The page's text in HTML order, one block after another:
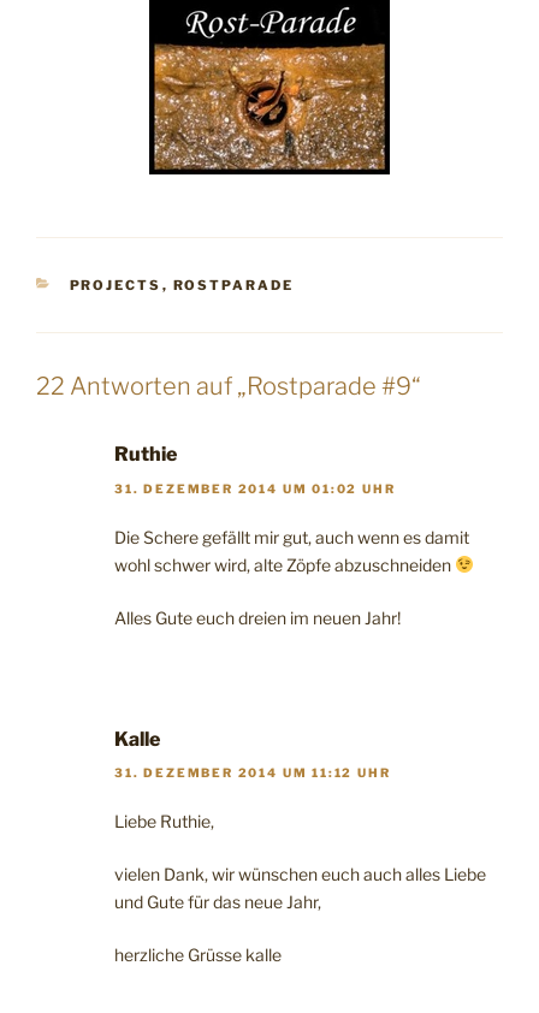
KATEGORIEN
PROJECTS , ROSTPARADE
22 Antworten auf „Rostparade #9“
Ruthie
31. DEZEMBER 2014 UM 01:02 UHR
Die Schere gefällt mir gut, auch wenn es damit
wohl schwer wird, alte Zöpfe abzuschneiden
Alles Gute euch dreien im neuen Jahr!
Kalle
31. DEZEMBER 2014 UM 11:12 UHR
Liebe Ruthie,
vielen Dank, wir wünschen euch auch alles Liebe
und Gute für das neue Jahr,
herzliche Grüsse kalle